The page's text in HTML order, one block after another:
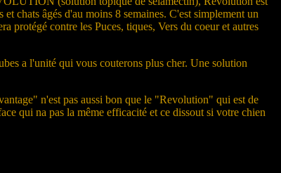
chats âgés d'au moins 8 semaines. C'est simplement un
protégé contre les Puces, tiques, Vers du coeur et autres
a l'unité qui vous couterons plus cher. Une solution
n'est pas aussi bon que le "Revolution" qui est de
qui na pas la même efficacité et ce dissout si votre chien